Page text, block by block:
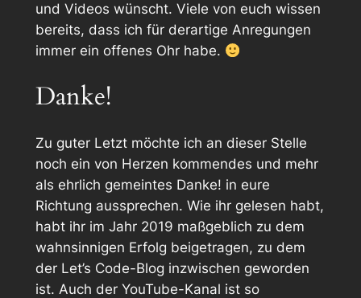
und Videos wünscht. Viele von euch wissen
bereits, dass ich für derartige Anregungen
immer ein offenes Ohr habe.
Danke!
Zu guter Letzt möchte ich an dieser Stelle
noch ein von Herzen kommendes und mehr
als ehrlich gemeintes Danke! in eure
Richtung aussprechen. Wie ihr gelesen habt,
habt ihr im Jahr 2019 maßgeblich zu dem
wahnsinnigen Erfolg beigetragen, zu dem
der Let’s Code-Blog inzwischen geworden
ist. Auch der YouTube-Kanal ist so